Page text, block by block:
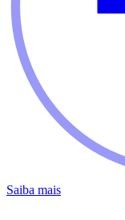
Saiba mais